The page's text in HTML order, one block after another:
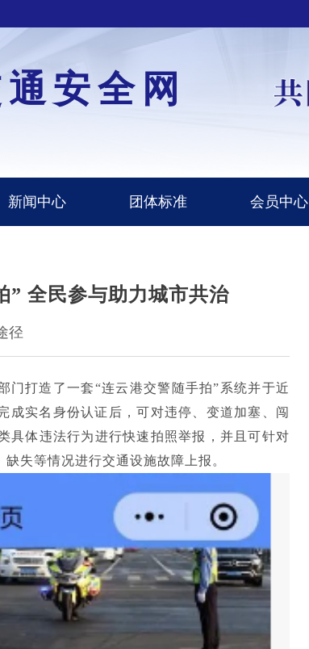
安全网
新闻中心 团体标准 会员中心
” 全民参与助力城市共治
径
门打造了一套“连云港交警随手拍”系统并于近
成实名身份认证后，可对违停、变道加塞、闯
具体违法行为进行快速拍照举报，并且可针对
失等情况进行交通设施故障上报。